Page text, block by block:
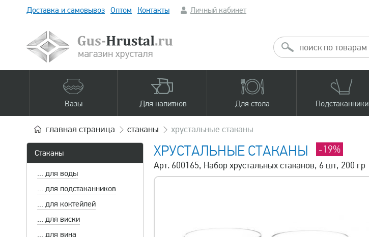
Доставка и самовывоз Оптом Контакты Личный кабинет
Вазы Для напитков Для стола Подстаканники
главная страница стаканы хрустальные стаканы
Стаканы
... для воды
... для подстаканников
... для коктейлей
... для виски
... для вина
ХРУСТАЛЬНЫЕ СТАКАНЫ -19%
Арт. 600165, Набор хрустальных стаканов, 6 шт, 200 гр